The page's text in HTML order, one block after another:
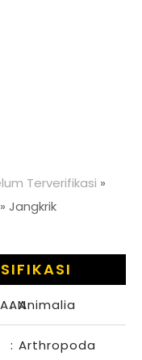
Terverifikasi »
» Jangkrik
: Animalia
: Arthropoda